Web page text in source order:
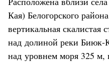
Кая) Белогорского
вертикальная скалистая
над долиной реки Биюк-
над уровнем моря 325 м,